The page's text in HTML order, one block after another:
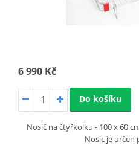
6 990 Kč
Do košíku
Nosič na čtyřkolku - 100 x 60
Nosic je určen